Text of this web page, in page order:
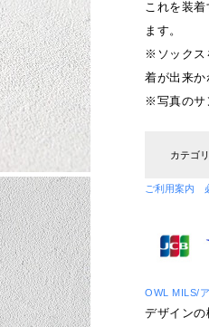
これを装
ます。
※ソックス
着が出来か
※写真のサ
カテゴリ
ご利用案内
OWL MILS/
デザイン